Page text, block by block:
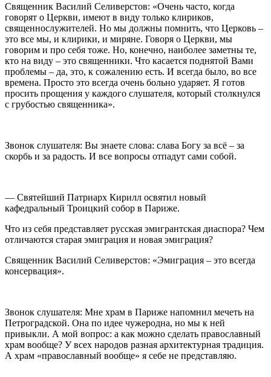
Священник Василий Селиверстов: «Очень часто, когда
говорят о Церкви, имеют в виду только клириков,
священнослужителей. Но мы должны помнить, что Церковь –
это все мы, и клирики, и миряне. Говоря о Церкви, мы
говорим и про себя тоже. Но, конечно, наиболее заметны те,
кто на виду – это священники. Что касается поднятой Вами
проблемы – да, это, к сожалению есть. И всегда было, во все
времена. Просто это всегда очень больно ударяет. Я готов
просить прощения у каждого слушателя, который столкнулся
с грубостью священника».
Звонок слушателя: Вы знаете слова: слава Богу за всё – за
скорбь и за радость. И все вопросы отпадут сами собой.
— Святейший Патриарх Кирилл освятил новый
кафедральный Троицкий собор в Париже.
Что из себя представляет русская эмигрантская диаспора? Чем
отличаются старая эмиграция и новая эмиграция?
Священник Василий Селиверстов: «Эмиграция – это всегда
консервация».
Звонок слушателя: Мне храм в Париже напомнил мечеть на
Петроградской. Она по идее чужеродна, но мы к ней
привыкли. А мой вопрос: а как можно сделать православный
храм вообще? У всех народов разная архитектурная традиция.
А храм «православный вообще» я себе не представляю.